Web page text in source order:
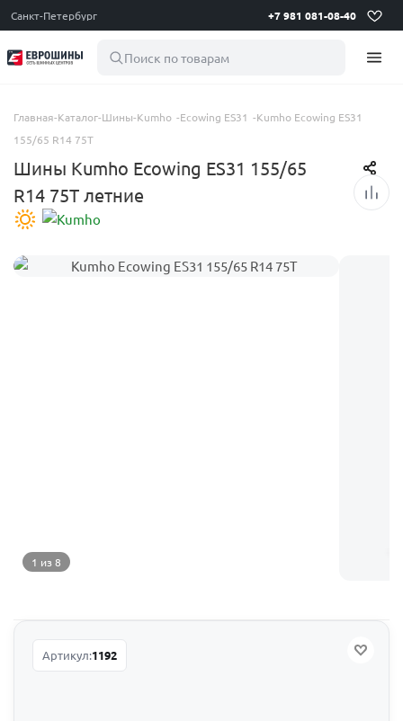
Санкт-Петербург +7 981 081-08-40
Поиск по товарам
Главная-Каталог-Шины-Kumho -Ecowing ES31 -Kumho Ecowing ES31
155/65 R14 75T
Шины Kumho Ecowing ES31 155/65
R14 75T летние
1 из 8
Артикул:1192